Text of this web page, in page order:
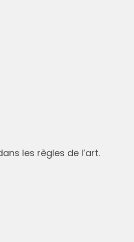
les règles de l’art.